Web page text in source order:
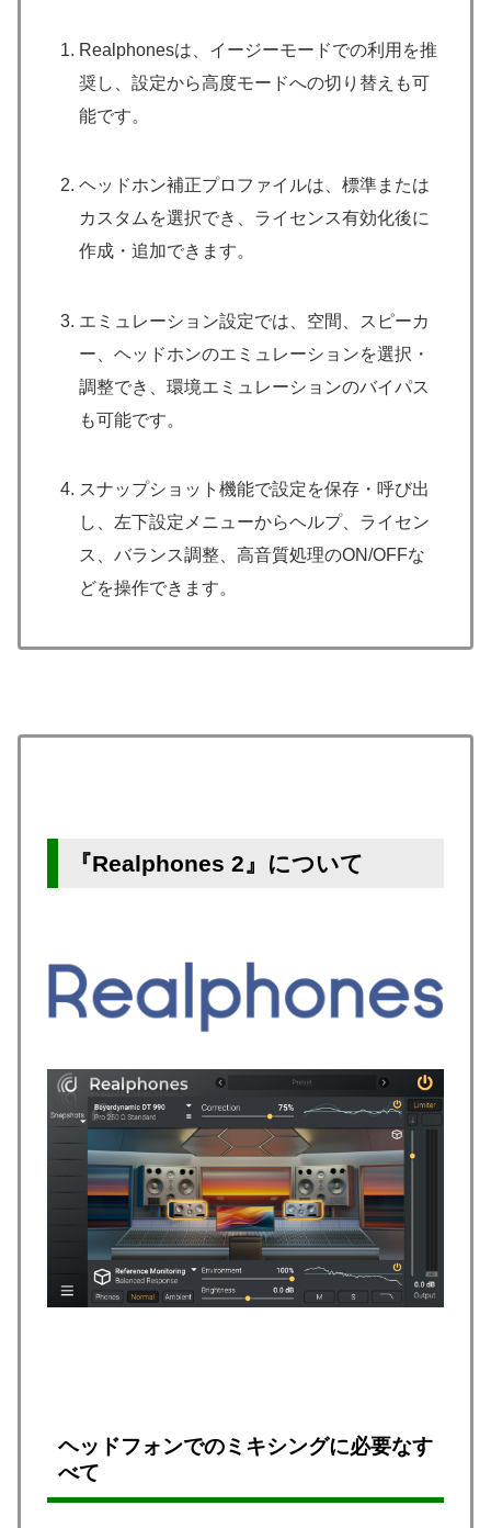
Realphonesは、イージーモードでの利用を推
奨し、設定から高度モードへの切り替えも可
能です。
ヘッドホン補正プロファイルは、標準または
カスタムを選択でき、ライセンス有効化後に
作成・追加できます。
エミュレーション設定では、空間、スピーカ
ー、ヘッドホンのエミュレーションを選択・
調整でき、環境エミュレーションのバイパス
も可能です。
スナップショット機能で設定を保存・呼び出
し、左下設定メニューからヘルプ、ライセン
ス、バランス調整、高音質処理のON/OFFな
どを操作できます。
『Realphones 2』について
ヘッドフォンでのミキシングに必要なす
べて